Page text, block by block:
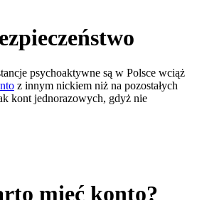
psychoaktywne są w Polsce wciąż
z innym nickiem niż na pozostałych
kont jednorazowych, gdyż nie
mieć konto?